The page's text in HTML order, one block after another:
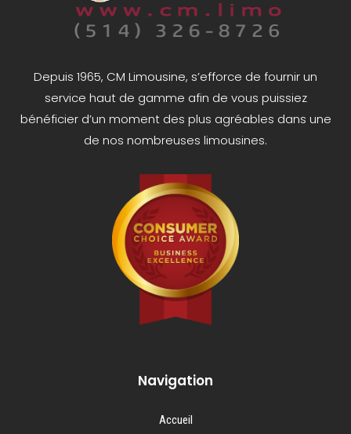
Depuis 1965, CM Limousine, s’efforce de fournir un
service haut de gamme afin de vous puissiez
bénéficier d’un moment des plus agréables dans une
de nos nombreuses limousines.
Navigation
Accueil